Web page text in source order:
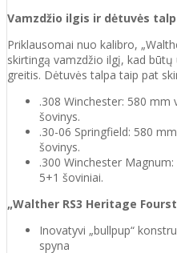
Vamzdžio ilgis ir dėtuvės
Priklausomai nuo kalibro,
skirtingą vamzdžio ilgį, kad
greitis. Dėtuvės talpa taip pat
.308 Winchester: 580 mm
šovinys.
.30-06 Springfield: 580
šovinys.
.300 Winchester
5+1 šoviniai.
„Walther RS3 Heritage
Inovatyvi „bullpup“
spyna